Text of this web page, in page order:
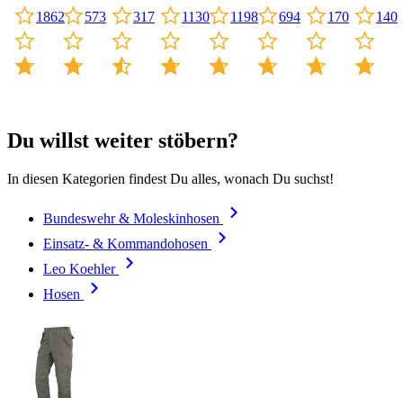
1862 573 317 1130 1198 694 170 140
Du willst weiter stöbern?
In diesen Kategorien findest Du alles, wonach Du suchst!
Bundeswehr & Moleskinhosen
Einsatz- & Kommandohosen
Leo Koehler
Hosen